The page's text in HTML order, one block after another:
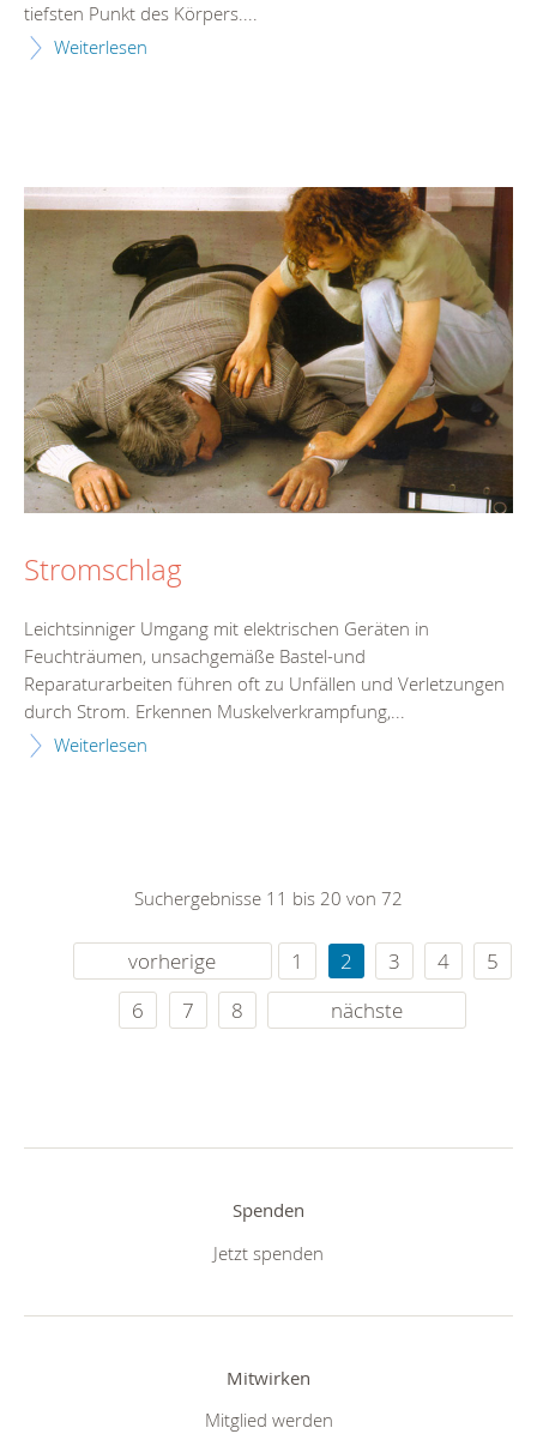
tiefsten Punkt des Körpers....
Weiterlesen
Stromschlag
Leichtsinniger Umgang mit elektrischen Geräten in
Feuchträumen, unsachgemäße Bastel-und
Reparaturarbeiten führen oft zu Unfällen und Verletzungen
durch Strom. Erkennen Muskelverkrampfung,...
Weiterlesen
Suchergebnisse 11 bis 20 von 72
vorherige 1 2 3 4
5
6
7 8 nächste
Spenden
Jetzt spenden
Mitwirken
Mitglied werden